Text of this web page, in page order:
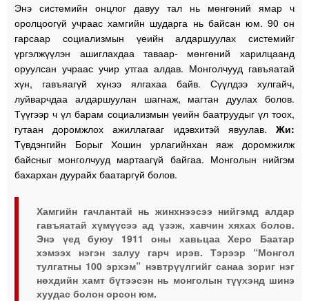
Энэ системийн онцлог давуу тал нь мөнгөний ямар ч
оролцоогүй учраас хамгийн шударга нь байсан юм. 90 он
гарсаар социализмын үеийн алдаршуулах системийг
үргэлжүүлэн ашиглахдаа таваар- мөнгөний харилцаанд
оруулсан учраас учир утгаа алдав. Монголчууд гавъяатай
хүн, гавъяагүй хүнээ ялгахаа байв. Сүүлдээ хулгайч,
луйварчдаа алдаршуулан шагнаж, магтан дуулах болов.
Түүгээр ч үл барам социализмын үеийн баатруудыг үл тоох,
гутаан доромжлох ажиллагааг идэвхитэй явуулав. Жи:
Түвдэнгийн Борыг Хошин урлагийнхан яаж доромжилж
байсныг монголчууд мартаагүй байгаа. Монголын нийгэм
бахархан дуурайх баатаргүй болов.
Хамгийн гачлантай нь жинхнээсээ нийгэмд алдар
гавъяатай хүмүүсээ ад үзэж, хавчин хяхах болов.
Энэ үед буюу 1911 оны хавьцаа Херо Баатар
хэмээх нэгэн залуу гарч ирэв. Тэрээр “Монгол
тулгатны 100 эрхэм” нэвтрүүлгийг санаа зориг нэг
нөхдийн хамт бүтээсэн нь монголын түүхэнд шинэ
хуудас болон орсон юм.